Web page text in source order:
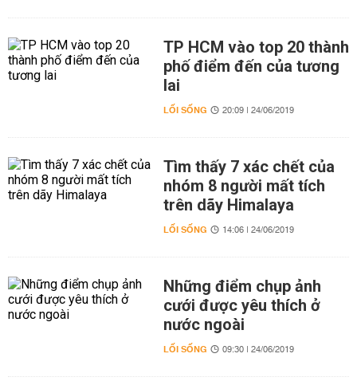
TP HCM vào top 20 thành
phố điểm đến của tương
lai
LỐI SỐNG 20:09 | 24/06/2019
Tìm thấy 7 xác chết của
nhóm 8 người mất tích
trên dãy Himalaya
LỐI SỐNG 14:06 | 24/06/2019
Những điểm chụp ảnh
cưới được yêu thích ở
nước ngoài
LỐI SỐNG 09:30 | 24/06/2019